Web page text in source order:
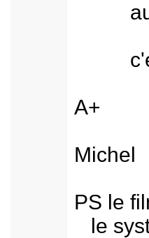
c'est
A+
Michel
PS le
le